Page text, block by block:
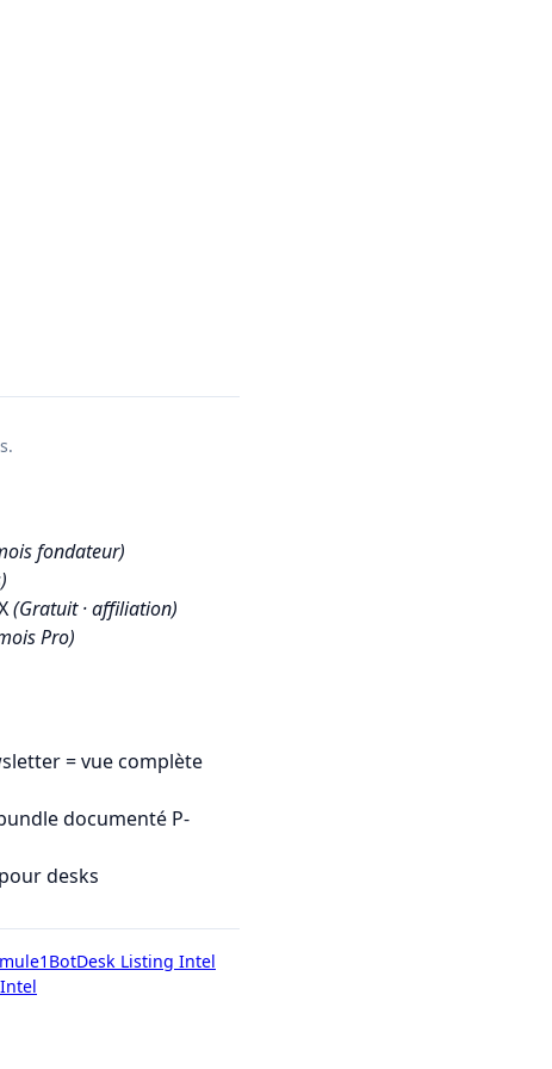
fondateur)
(Gratuit · affiliation)
Pro)
= vue complète
documenté P-
desks
Desk Listing Intel